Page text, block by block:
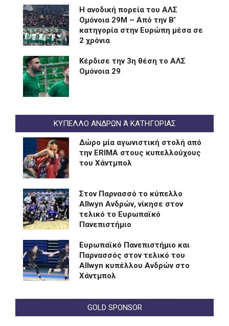
Η ανοδική πορεία του ΑΛΣ
Ομόνοια 29Μ – Από την Β’
κατηγορία στην Ευρώπη μέσα σε
2 χρόνια
Kέρδισε την 3η θέση το ΑΛΣ
Ομόνοια 29
ΚΥΠΕΛΛΟ ΑΝΔΡΩΝ Ά ΚΑΤΗΓΟΡΙΑΣ
Δώρο μία αγωνιστική στολή από
την ERIMA στους κυπελλούχους
του Χάντμπολ
Στον Παρνασσό το κύπελλο
Allwyn Ανδρών, νίκησε στον
τελικό το Ευρωπαϊκό
Πανεπιστήμιο
Eυρωπαϊκό Πανεπιστήμιο και
Παρνασσός στον τελικό του
Allwyn κυπέλλου Ανδρών στο
Χάντμπολ
GOLD SPONSOR